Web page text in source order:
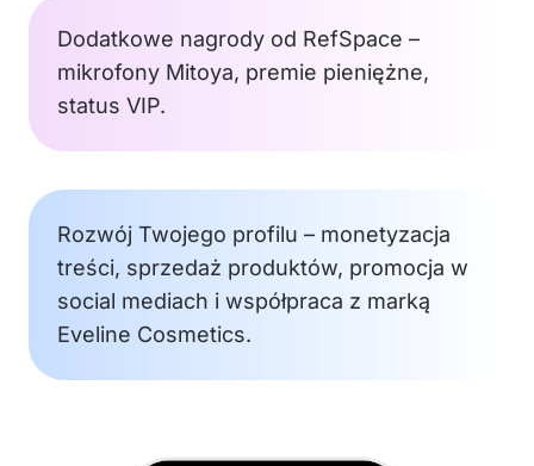
Dodatkowe nagrody od RefSpace –
mikrofony Mitoya, premie pieniężne,
status VIP.
Rozwój Twojego profilu – monetyzacja
treści, sprzedaż produktów, promocja w
social mediach i współpraca z marką
Eveline Cosmetics.